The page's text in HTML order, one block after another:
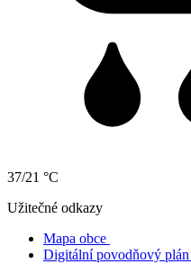
37/21 °C
Užitečné odkazy
Mapa obce
Digitální povodňový plán